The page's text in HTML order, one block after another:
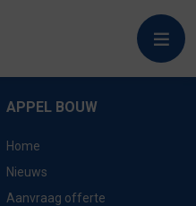
APPEL BOUW
Home
Nieuws
Aanvraag offerte